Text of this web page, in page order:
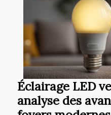
Éclairage LED
analyse des